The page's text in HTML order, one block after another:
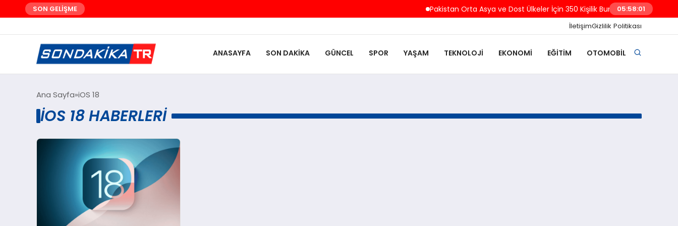
SON GELİŞME Pakistan Orta Asya ve Dost Ülkeler İçin 350 Kişilik Burs Programı Başlattı
05:58:01
İletişimGizlilik Politikası
ANASAYFA SON DAKIKA GÜNCEL SPOR YAŞAM TEKNOLOJI EKONOMI EĞITIM OTOMOBIL
Ana Sayfa iOS 18
IOS 18 HABERLERI